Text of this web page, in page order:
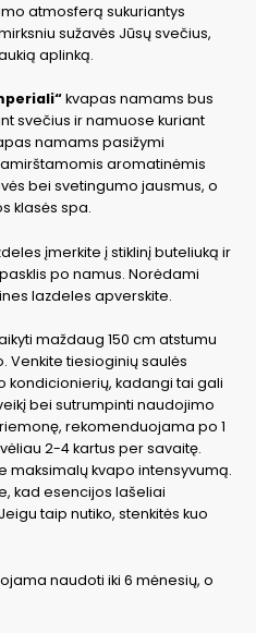
atmosferą sukuriantys
sužavės Jūsų svečius,
aplinką.
kvapas namams bus
svečius ir namuose kuriant
namams pasižymi
aromatinėmis
bei svetingumo jausmus, o
klasės spa.
įmerkite į stiklinį buteliuką ir
po namus. Norėdami
lazdeles apverskite.
maždaug 150 cm atstumu
Venkite tiesioginių saulės
kondicionierių, kadangi tai gali
bei sutrumpinti naudojimo
rekomenduojama po 1
2-4 kartus per savaitę.
maksimalų kvapo intensyvumą.
kad esencijos lašeliai
taip nutiko, stenkitės kuo
naudoti iki 6 mėnesių, o